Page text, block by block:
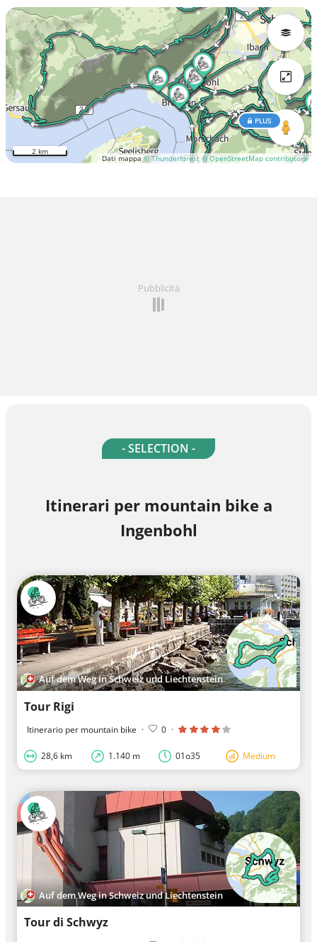
Dati mappa© Thunderforest © OpenStreetMap contributors
PLUS
2 km
Pubblicità
- SELECTION -
Itinerari per mountain bike a
Ingenbohl
Auf dem Weg in Schweiz und Liechtenstein
Tour Rigi
Itinerario per mountain bike · 0 ·
28,6 km 1.140 m 01o35 Medium
Auf dem Weg in Schweiz und Liechtenstein
Tour di Schwyz